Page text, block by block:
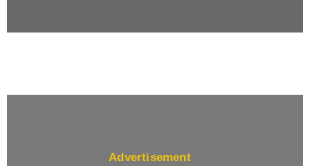
Advertisement